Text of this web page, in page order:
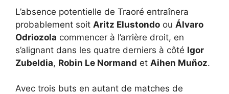
L’absence potentielle de Traoré entraînera
probablement soit Aritz Elustondo ou Álvaro
Odriozola commencer à l’arrière droit, en
s’alignant dans les quatre derniers à côté Igor
Zubeldia, Robin Le Normand et Aihen Muñoz.
Avec trois buts en autant de matches de